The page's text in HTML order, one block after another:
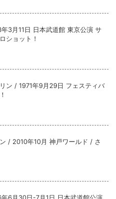
ロラド州 2公演 SBD 完全収録！
3月11日 日本武道館 東京公演 サ
ショット！
ン / 1971年9月29日 フェスティバ
/ 2010年10月 神戸ワールド / さ
6月30日-7月1日 日本武道館公演